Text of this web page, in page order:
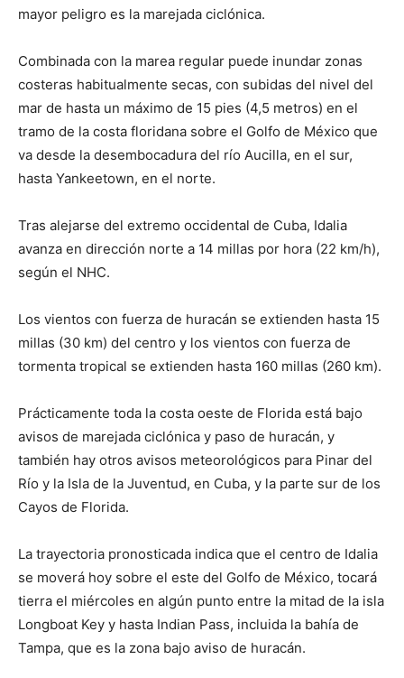
mayor peligro es la marejada ciclónica.
Combinada con la marea regular puede inundar zonas
costeras habitualmente secas, con subidas del nivel del
mar de hasta un máximo de 15 pies (4,5 metros) en el
tramo de la costa floridana sobre el Golfo de México que
va desde la desembocadura del río Aucilla, en el sur,
hasta Yankeetown, en el norte.
Tras alejarse del extremo occidental de Cuba, Idalia
avanza en dirección norte a 14 millas por hora (22 km/h),
según el NHC.
Los vientos con fuerza de huracán se extienden hasta 15
millas (30 km) del centro y los vientos con fuerza de
tormenta tropical se extienden hasta 160 millas (260 km).
Prácticamente toda la costa oeste de Florida está bajo
avisos de marejada ciclónica y paso de huracán, y
también hay otros avisos meteorológicos para Pinar del
Río y la Isla de la Juventud, en Cuba, y la parte sur de los
Cayos de Florida.
La trayectoria pronosticada indica que el centro de Idalia
se moverá hoy sobre el este del Golfo de México, tocará
tierra el miércoles en algún punto entre la mitad de la isla
Longboat Key y hasta Indian Pass, incluida la bahía de
Tampa, que es la zona bajo aviso de huracán.